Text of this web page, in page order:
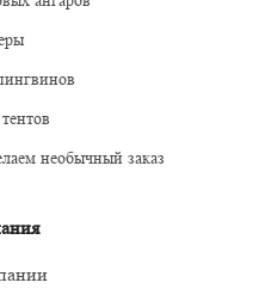
необычный заказ